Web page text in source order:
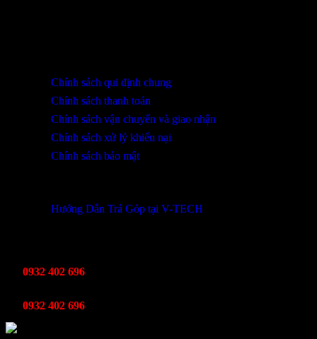
Chính sách qui định chung
Chính sách thanh toán
Chính sách vận chuyển và giao nhận
Chính sách xử lý khiếu nại
Chính sách bảo mật
Hướng Dẫn Trả Góp tại V-TECH
0932 402 696
0932 402 696